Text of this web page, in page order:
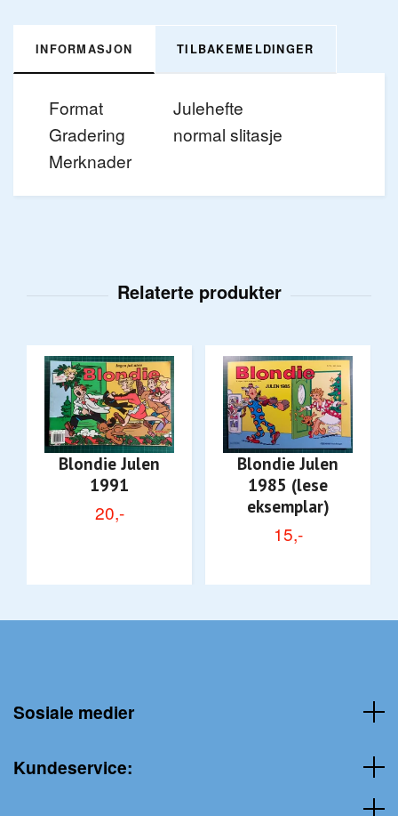
INFORMASJON TILBAKEMELDINGER
Format
Julehefte
Gradering
normal slitasje
Merknader
Blondie Julen
1991
20,-
Blondie Julen
1985 (lese
eksemplar)
15,-
Sosiale medier
Kundeservice: